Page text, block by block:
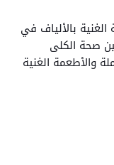
بالألياف في
صحة الكلى
والأطعمة الغنية